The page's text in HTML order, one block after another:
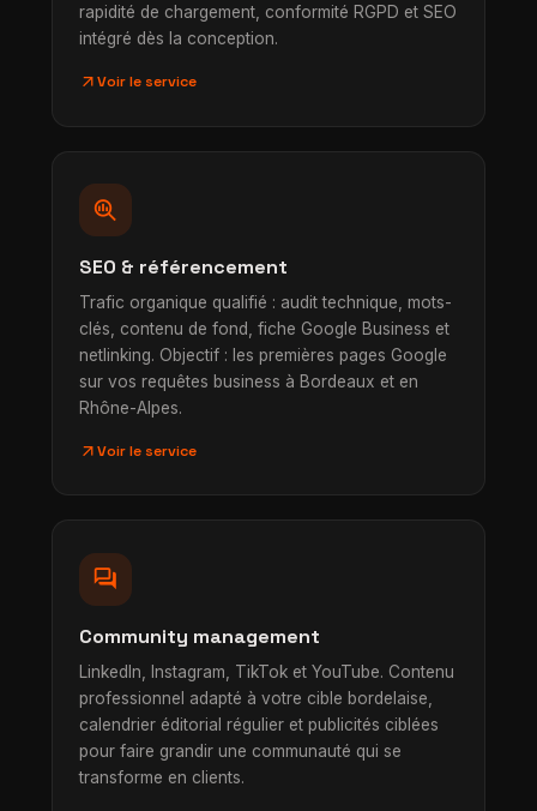
rapidité de chargement, conformité RGPD et SEO
intégré dès la conception.
arrow_outwardVoir le service
search_insights
SEO & référencement
Trafic organique qualifié : audit technique, mots-
clés, contenu de fond, fiche Google Business et
netlinking. Objectif : les premières pages Google
sur vos requêtes business à Bordeaux et en
Rhône-Alpes.
arrow_outwardVoir le service
forum
Community management
LinkedIn, Instagram, TikTok et YouTube. Contenu
professionnel adapté à votre cible bordelaise,
calendrier éditorial régulier et publicités ciblées
pour faire grandir une communauté qui se
transforme en clients.